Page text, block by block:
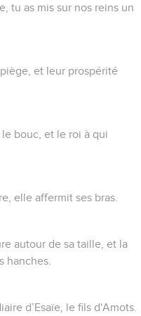
tu as mis sur nos reins un
et leur prospérité
bouc, et le roi à qui
elle affermit ses bras.
autour de sa taille, et la
hanches.
d’Esaïe, le fils d'Amots.